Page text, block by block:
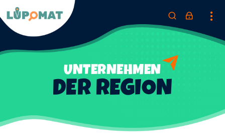
UNTERNEHMEN
DER REGION